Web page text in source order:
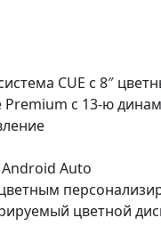
CUE с 8″
Premium с 13-ю
Auto
цветной